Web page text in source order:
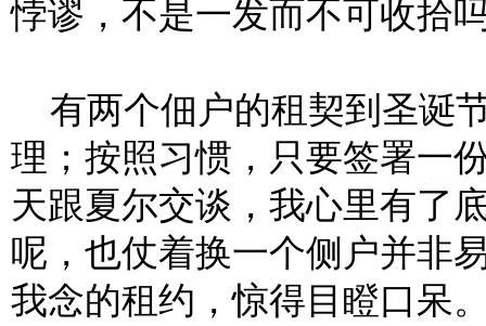
悖谬，不是一发而不可收拾
有两个佃户的租契到圣诞
理；按照习惯，只要签署一
天跟夏尔交谈，我心里有了
呢，也仗着换一个侧户并非
我念的租约，惊得目瞪口呆